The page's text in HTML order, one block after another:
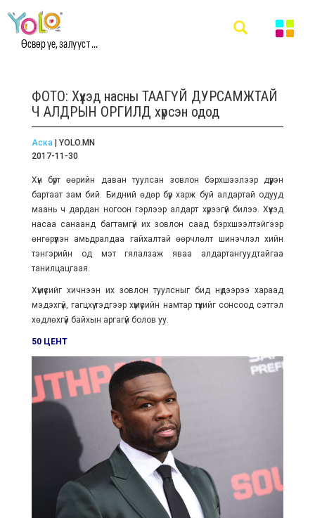
Өсвөр үе, залууст ...
ФОТО: Хүүхэд насны ТААГҮЙ ДУРСАМЖТАЙ
Ч АЛДРЫН ОРГИЛД хүрсэн одод
Аска| YOLO.MN
2017-11-30
Хүн бүрт өөрийн даван туулсан зовлон бэрхшээлээр дүүрэн
бартаат зам бий. Бидний өдөр бүр харж буй алдартай одууд
маань ч дардан ногоон гэрлээр алдарт хүрээгүй билээ. Хүүхэд
насаа санаанд багтамгүй их зовлон саад бэрхшээлтэйгээр
өнгөрүүлэн амьдралдаа гайхалтай өөрчлөлт шинэчлэл хийн
тэнгэрийн од мэт гялалзаж яваа алдартангуудтайгаа
танилцацгаая.
Хүмүүсийг хичнээн их зовлон туулсныг бид нүдээрээ хараад
мэдэхгүй, гагцхүү тэдгээр хүмүүсийн намтар түүхийг сонсоод сэтгэл
хөдлөхгүй байхын аргагүй болов уу.
50 ЦЕНТ